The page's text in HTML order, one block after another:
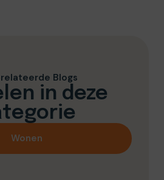
Blogs
in deze
Wonen